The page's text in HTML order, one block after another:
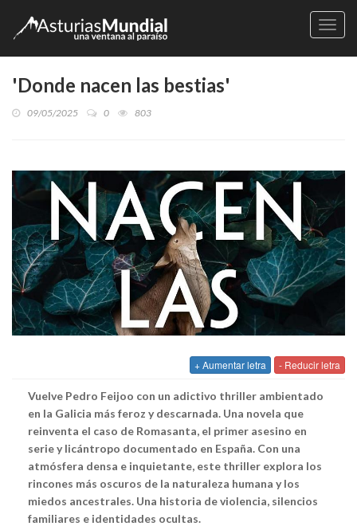
'Donde nacen las bestias'
09/05/2025 0 803
+ Aumentar letra - Reducir letra
Vuelve Pedro Feijoo con un adictivo thriller ambientado
en la Galicia más feroz y descarnada. Una novela que
reinventa el caso de Romasanta, el primer asesino en
serie y licántropo documentado en España. Con una
atmósfera densa e inquietante, este thriller explora los
rincones más oscuros de la naturaleza humana y los
miedos ancestrales. Una historia de violencia, silencios
familiares e identidades ocultas.